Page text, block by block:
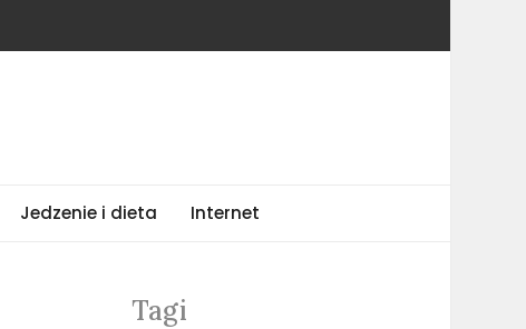
Jedzenie i dieta Internet
Tagi